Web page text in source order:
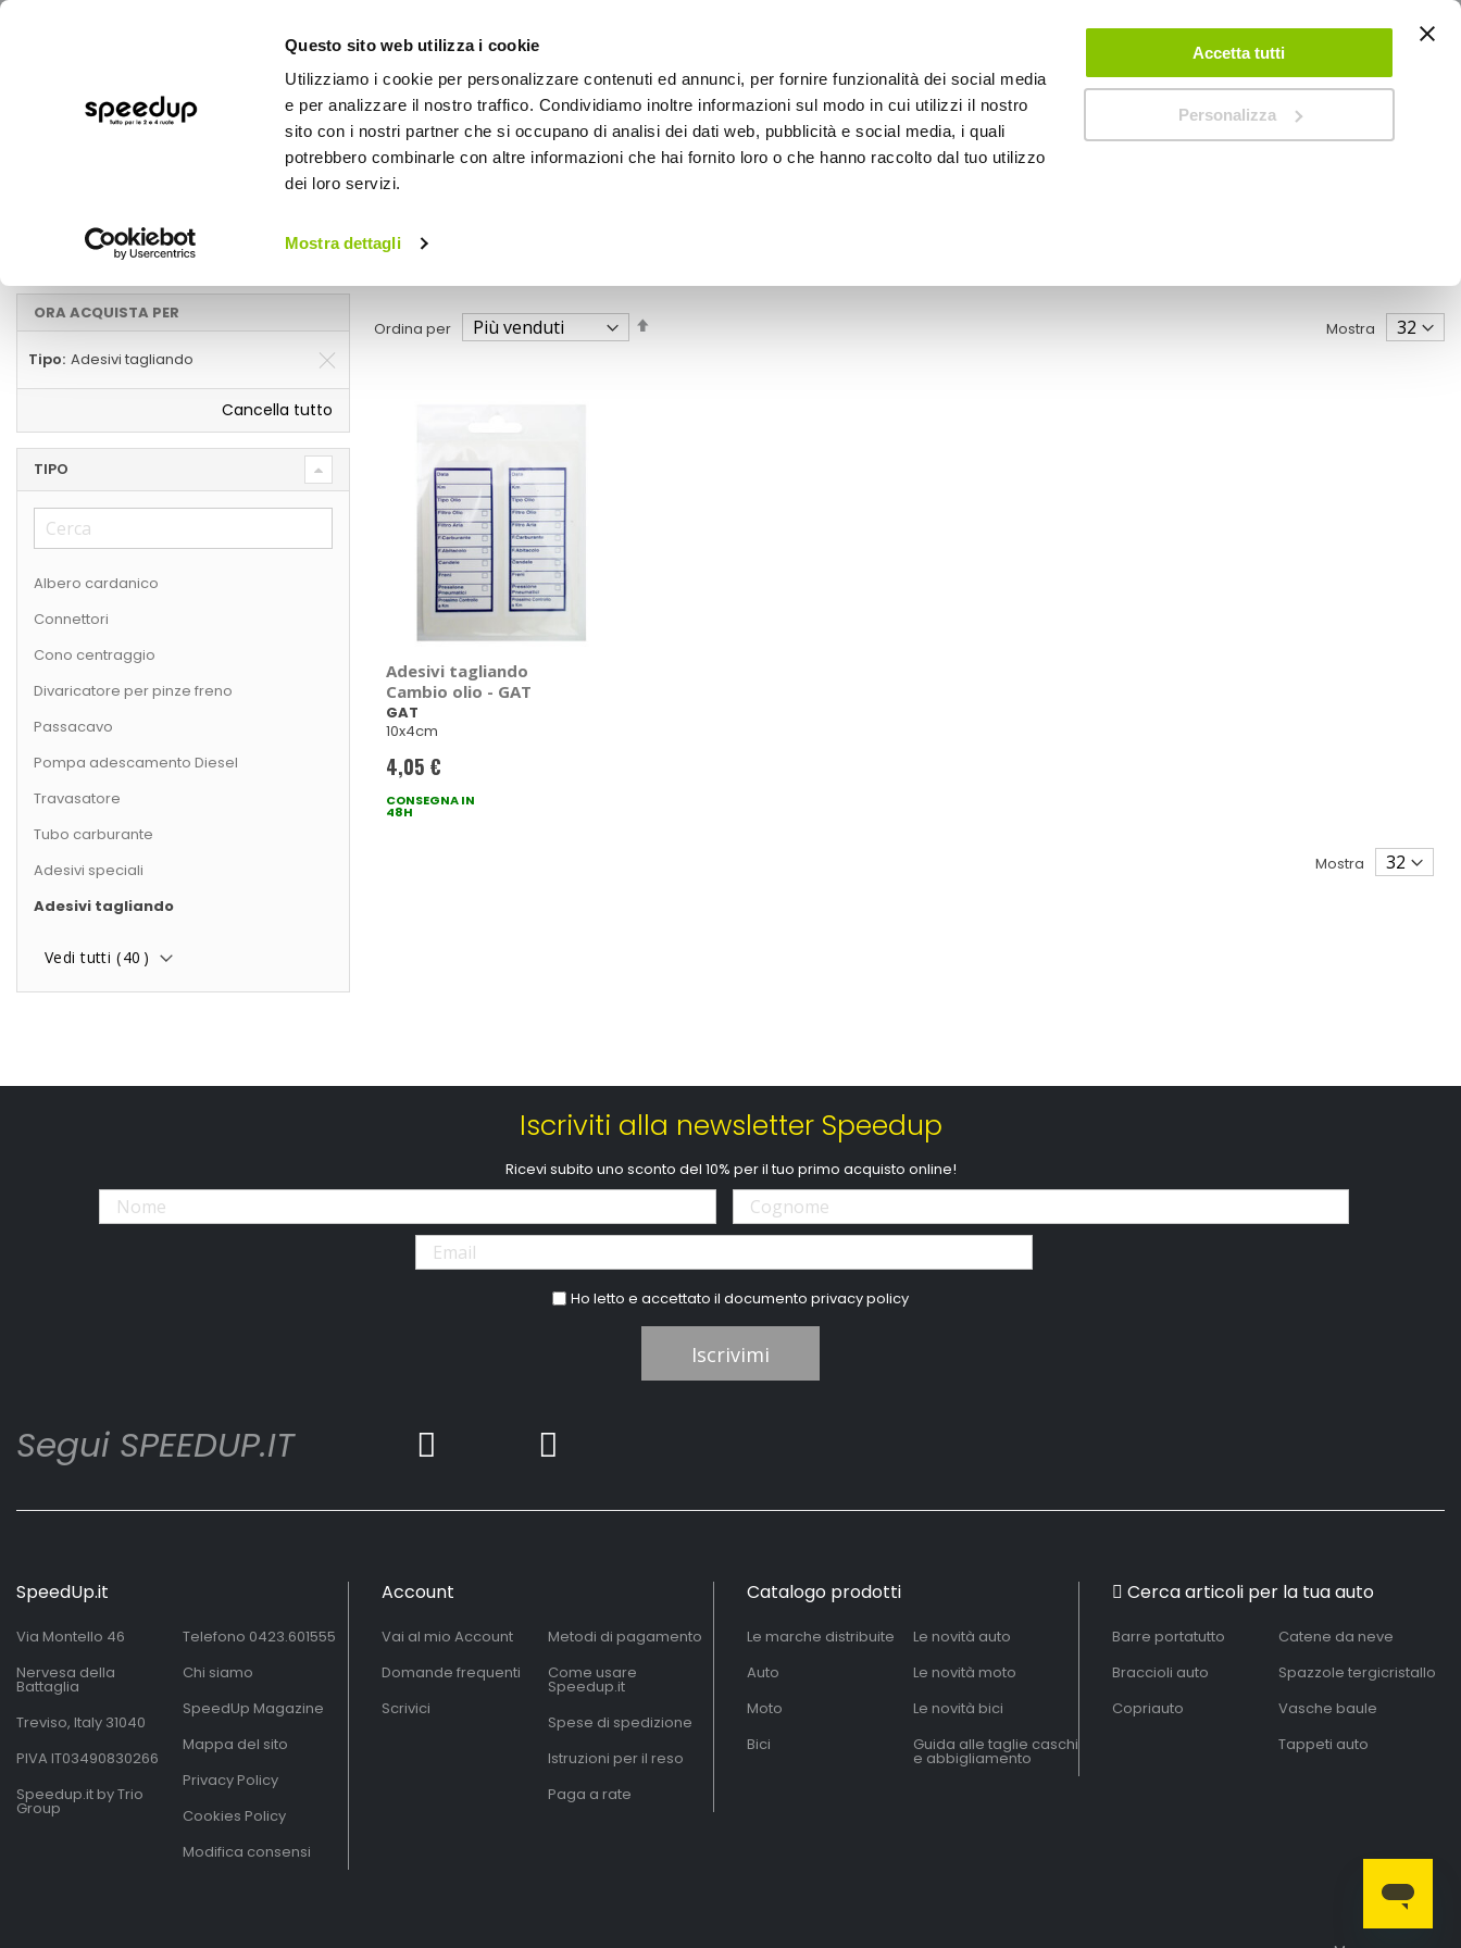
Questo sito web utilizza i cookie
Utilizziamo i cookie per personalizzare contenuti ed annunci, per fornire funzionalità dei social media
e per analizzare il nostro traffico. Condividiamo inoltre informazioni sul modo in cui utilizzi il nostro
sito con i nostri partner che si occupano di analisi dei dati web, pubblicità e social media, i quali
potrebbero combinarle con altre informazioni che hai fornito loro o che hanno raccolto dal tuo utilizzo
dei loro servizi.
Mostra dettagli
Accetta tutti
Personalizza
ACCEDI CREA UN ACCOUNT CONTATTACI
BICI OUTDOOR
Auto Manutenzione e ricambi auto
Adesivi tagliando
Ordina per Mostra
Adesivi tagliando
Cambio olio - GAT
GAT
10x4cm
4,05 €
CONSEGNA IN
48H
Mostra
ORA ACQUISTA PER
Tipo Adesivi tagliando
Cancella tutto
TIPO
Albero cardanico
Connettori
Cono centraggio
Divaricatore per pinze freno
Passacavo
Pompa adescamento Diesel
Travasatore
Tubo carburante
Adesivi speciali
Adesivi tagliando
Vedi tutti (40 )
Iscriviti alla newsletter Speedup
Ricevi subito uno sconto del 10% per il tuo primo acquisto online!
Ho letto e accettato il documentoprivacy policy
Iscrivimi
Segui SPEEDUP.IT
SpeedUp.it
Via Montello 46
Nervesa della
Battaglia
Treviso, Italy 31040
PIVA IT03490830266
Speedup.it by Trio
Group
Telefono 0423.601555
Chi siamo
SpeedUp Magazine
Mappa del sito
Privacy Policy
Cookies Policy
Modifica consensi
Account
Vai al mio Account
Domande frequenti
Scrivici
Metodi di pagamento
Come usare
Speedup.it
Spese di spedizione
Istruzioni per il reso
Paga a rate
Catalogo prodotti
Le marche distribuite
Auto
Moto
Bici
Le novità auto
Le novità moto
Le novità bici
Guida alle taglie caschi
e abbigliamento
Cerca articoli per la tua auto
Barre portatutto
Braccioli auto
Copriauto
Catene da neve
Spazzole tergicristallo
Vasche baule
Tappeti auto